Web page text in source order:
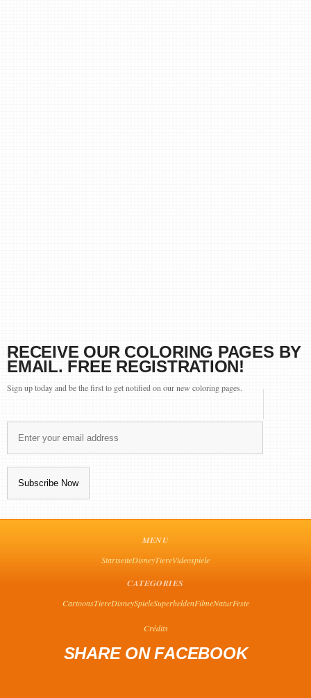
RECEIVE OUR COLORING PAGES BY
EMAIL. FREE REGISTRATION!
Sign up today and be the first to get notified on our new coloring pages.
MENU
StartseiteDisneyTiereVideospiele
CATEGORIES
CartoonsTiereDisneySpieleSuperheldenFilmeNaturFeste
Crédits
SHARE ON FACEBOOK